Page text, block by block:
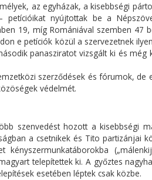
az egyházak, a kisebbségi
nyújtottak be a
19, míg Romániával szemben 47
e petíciók közül a szervezetnek
panasziratot vizsgált ki és még
szerződések és fórumok, de
védelmét.
szenvedést hozott a kisebbségi
a csetnikek és Tito partizánjai
telepítettek ki. A győztes
esetében léptek csak közbe.